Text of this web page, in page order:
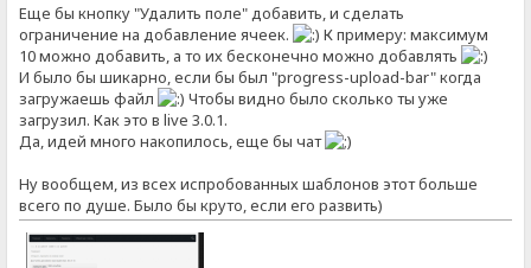
Еще бы кнопку "Удалить поле" добавить, и сделать
ограничение на добавление ячеек.
К примеру: максимум
10 можно добавить, а то их бесконечно можно добавлять
И было бы шикарно, если бы был "progress-upload-bar" когда
загружаешь файл
Чтобы видно было сколько ты уже
загрузил. Как это в live 3.0.1.
Да, идей много накопилось, еще бы чат
Ну вообщем, из всех испробованных шаблонов этот больше
всего по душе. Было бы круто, если его развить)